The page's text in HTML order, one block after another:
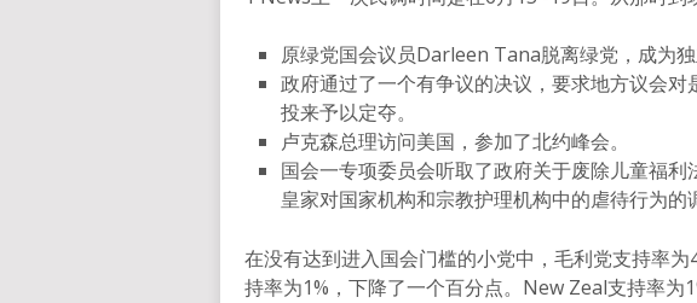
原绿党国会议员Darleen Tana脱离绿党，成为独
政府通过了一个有争议的决议，要求地方议会
投来予以定夺。
卢克森总理访问美国，参加了北约峰会。
国会一专项委员会听取了政府关于废除儿童福利
皇家对国家机构和宗教护理机构中的虐待行为的
在没有达到进入国会门槛的小党中，毛利党支持率
持率为1%，下降了一个百分点。New Zeal支持率为